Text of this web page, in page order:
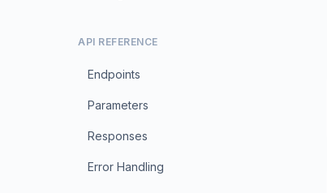
API REFERENCE
Endpoints
Parameters
Responses
Error Handling